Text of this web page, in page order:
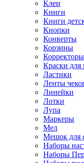
Клеи
Книги
Книги
Кнопки
Конверты
Корзины
Корректоры
Краски для
Ластики
Ленты
Линейки
Лотки
Лупа
Маркеры
Мел
Мешок для
Наборы
Наборы